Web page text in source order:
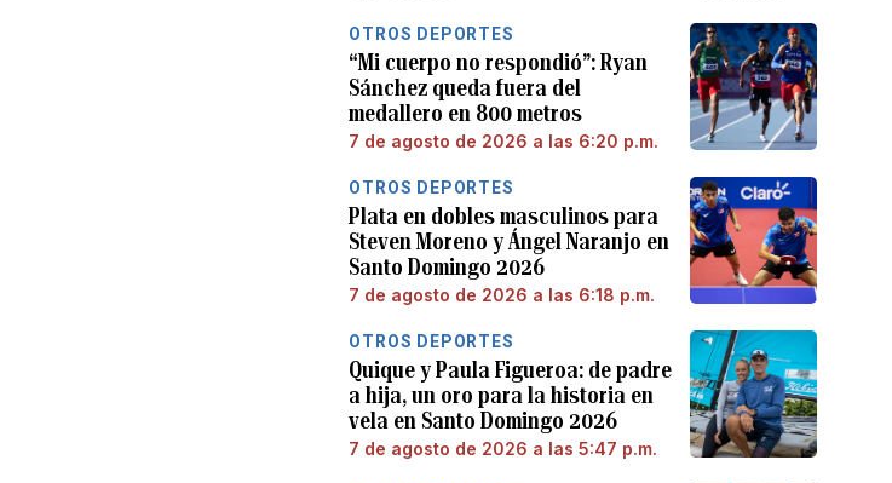
OTROS DEPORTES
“Mi cuerpo no respondió”: Ryan
Sánchez queda fuera del
medallero en 800 metros
7 de agosto de 2026 a las 6:20 p.m.
OTROS DEPORTES
Plata en dobles masculinos para
Steven Moreno y Ángel Naranjo en
Santo Domingo 2026
7 de agosto de 2026 a las 6:18 p.m.
OTROS DEPORTES
Quique y Paula Figueroa: de padre
a hija, un oro para la historia en
vela en Santo Domingo 2026
7 de agosto de 2026 a las 5:47 p.m.